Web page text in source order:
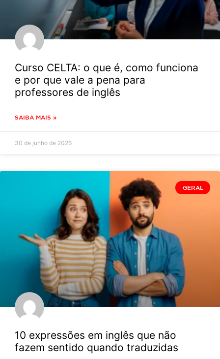
Curso CELTA: o que é, como funciona
e por que vale a pena para
professores de inglês
SAIBA MAIS »
30 de junho de 2026
GERAL
10 expressões em inglês que não
fazem sentido quando traduzidas